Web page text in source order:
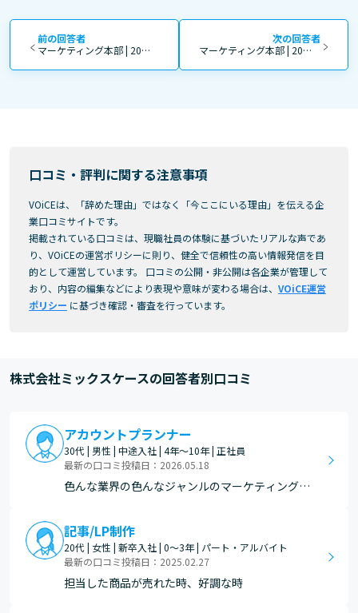
前の回答者
マーケティング本部 | 20代 | 女性 | 0～3年 | 正社員
次の回答者
マーケティング本部 | 20代 | 女性 | 0～3年
口コミ・評判に関する注意事項
VOiCEは、「辞めた理由」ではなく「今ここにいる理由」を伝える企
業口コミサイトです。
掲載されている口コミは、現職社員の体験に基づいたリアルな声であ
り、VOiCEの運営ポリシーに則り、健全で信頼性の高い情報発信を目
的として運営しています。 口コミの公開・非公開は各企業が管理して
おり、内容の編集などにより表現や意味が変わる場合は、 VOiCE運営
ポリシー に基づき確認・審査を行っています。
株式会社ミックスケースの回答者別口コミ
アカウントプランナー
30代 | 男性 | 中途入社 | 4年～10年 | 正社員
最新の口コミ投稿日：2026.05.18
色んな業界の色んなジャンルのマーケティングに
記事/LP制作
20代 | 女性 | 新卒入社 | 0～3年 | パート・アルバイト
最新の口コミ投稿日：2025.02.27
担当した商品が売れた時、好調な時